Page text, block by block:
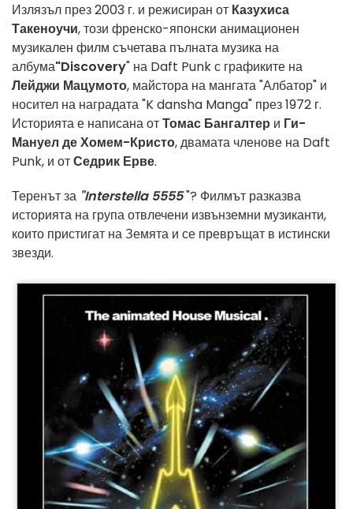
Излязъл през 2003 г. и режисиран от Казухиса
Такеноучи, този френско-японски анимационен
музикален филм съчетава пълната музика на
албума"Discovery" на Daft Punk с графиките на
Лейджи Мацумото, майстора на мангата "Албатор" и
носител на наградата "K dansha Manga" през 1972 г.
Историята е написана отТомас Бангалтер и Ги-
Мануел де Хомем-Кристо, двамата членове на Daft
Punk, и отСедрик Ерве.
Теренът за "Interstella 5555"? Филмът разказва
историята на група отвлечени извънземни музиканти,
които пристигат на Земята и се превръщат в истински
звезди.